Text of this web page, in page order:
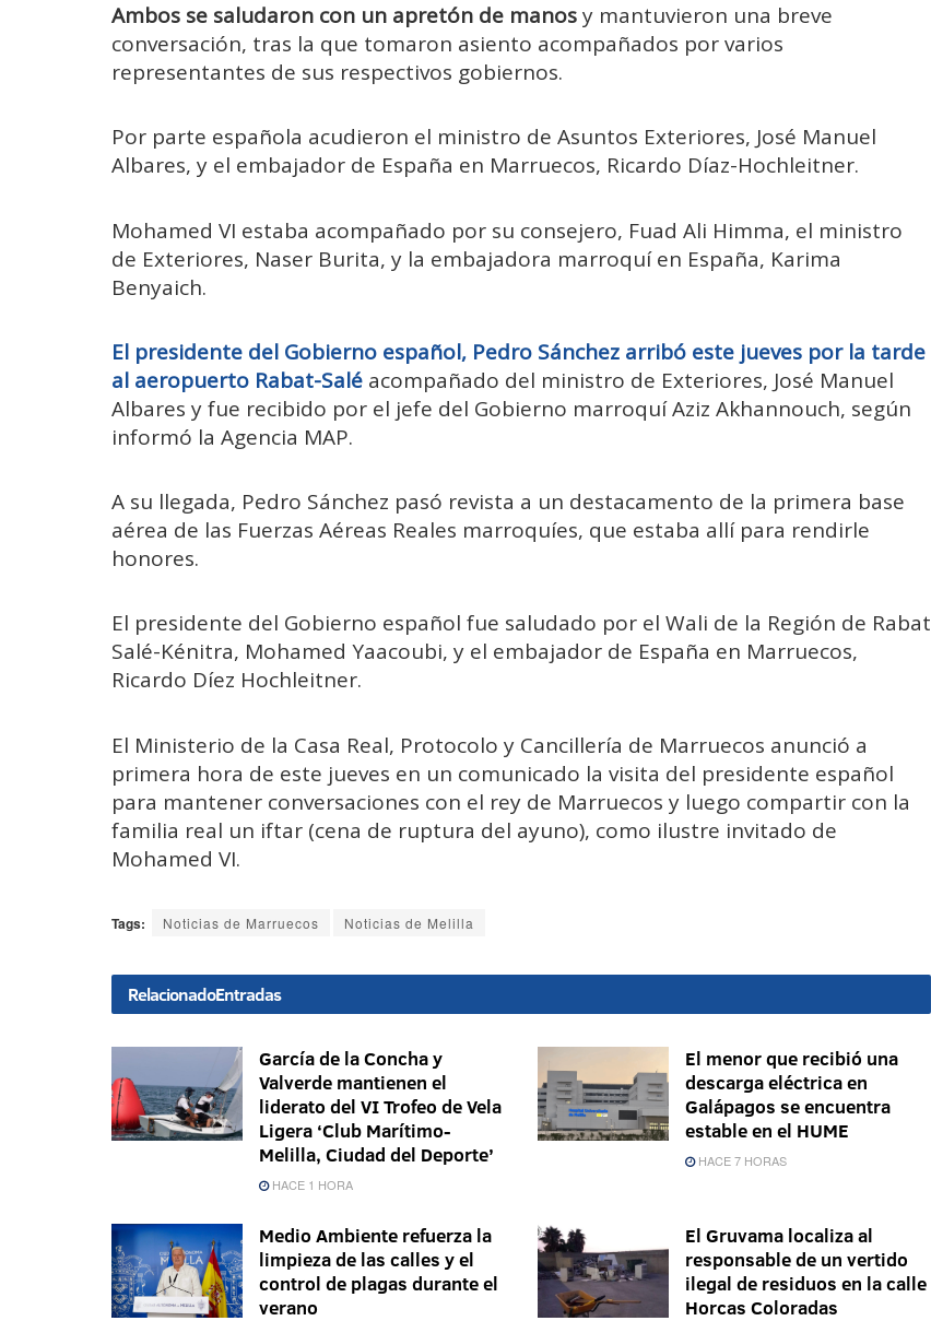
Ambos se saludaron con un apretón de manosy mantuvieron una breve
conversación, tras la que tomaron asiento acompañados por varios
representantes de sus respectivos gobiernos.
Por parte española acudieron el ministro de Asuntos Exteriores, José Manuel
Albares, y el embajador de España en Marruecos, Ricardo Díaz-Hochleitner.
Mohamed VI estaba acompañado por su consejero, Fuad Ali Himma, el ministro
de Exteriores, Naser Burita, y la embajadora marroquí en España, Karima
Benyaich.
El presidente del Gobierno español, Pedro Sánchez arribó este jueves por la tarde
al aeropuerto Rabat-Salé acompañado del ministro de Exteriores, José Manuel
Albares y fue recibido por el jefe del Gobierno marroquí Aziz Akhannouch, según
informó la Agencia MAP.
A su llegada, Pedro Sánchez pasó revista a un destacamento de la primera base
aérea de las Fuerzas Aéreas Reales marroquíes, que estaba allí para rendirle
honores.
El presidente del Gobierno español fue saludado por el Wali de la Región de Rabat
Salé-Kénitra, Mohamed Yaacoubi, y el embajador de España en Marruecos,
Ricardo Díez Hochleitner.
El Ministerio de la Casa Real, Protocolo y Cancillería de Marruecos anunció a
primera hora de este jueves en un comunicado la visita del presidente español
para mantener conversaciones con el rey de Marruecos y luego compartir con la
familia real un iftar (cena de ruptura del ayuno), como ilustre invitado de
Mohamed VI.
Tags: Noticias de Marruecos Noticias de Melilla
RelacionadoEntradas
García de la Concha y
Valverde mantienen el
liderato del VI Trofeo de Vela
Ligera ‘Club Marítimo-
Melilla, Ciudad del Deporte’
HACE 1 HORA
El menor que recibió una
descarga eléctrica en
Galápagos se encuentra
estable en el HUME
HACE 7 HORAS
Medio Ambiente refuerza la
limpieza de las calles y el
control de plagas durante el
verano
El Gruvama localiza al
responsable de un vertido
ilegal de residuos en la calle
Horcas Coloradas